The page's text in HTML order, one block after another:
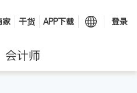
家 干货 APP下载 登录
会计师